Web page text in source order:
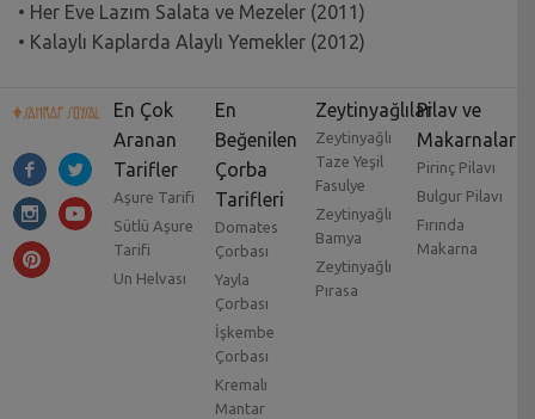
• Her Eve Lazım Salata ve Mezeler (2011)
• Kalaylı Kaplarda Alaylı Yemekler (2012)
En Çok
Aranan
Tarifler
Aşure Tarifi
Sütlü Aşure
Tarifi
Un Helvası
En
Beğenilen
Çorba
Tarifleri
Domates
Çorbası
Yayla
Çorbası
İşkembe
Çorbası
Kremalı
Mantar
Zeytinyağlılar
Zeytinyağlı
Taze Yeşil
Fasulye
Zeytinyağlı
Bamya
Zeytinyağlı
Pırasa
Pilav ve
Makarnalar
Pirinç Pilavı
Bulgur Pilavı
Fırında
Makarna